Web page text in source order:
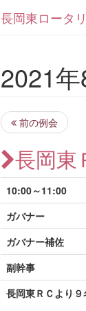
長岡東ロータ
2021
前の例会
長岡東
10:00～11:00
ガバナー
ガバナー補佐
副幹事
長岡東ＲＣより